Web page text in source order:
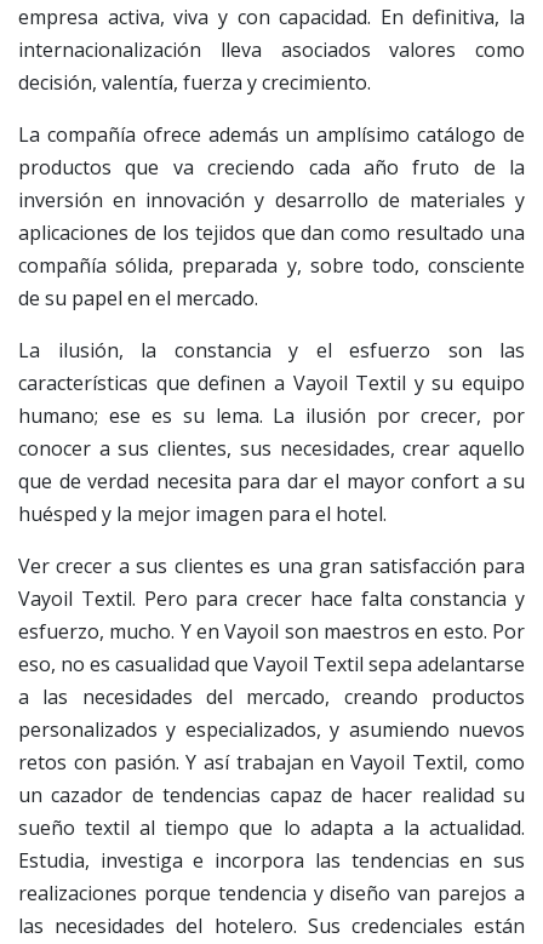
empresa activa, viva y con capacidad. En definitiva, la
internacionalización lleva asociados valores como
decisión, valentía, fuerza y crecimiento.
La compañía ofrece además un amplísimo catálogo de
productos que va creciendo cada año fruto de la
inversión en innovación y desarrollo de materiales y
aplicaciones de los tejidos que dan como resultado una
compañía sólida, preparada y, sobre todo, consciente
de su papel en el mercado.
La ilusión, la constancia y el esfuerzo son las
características que definen a Vayoil Textil y su equipo
humano; ese es su lema. La ilusión por crecer, por
conocer a sus clientes, sus necesidades, crear aquello
que de verdad necesita para dar el mayor confort a su
huésped y la mejor imagen para el hotel.
Ver crecer a sus clientes es una gran satisfacción para
Vayoil Textil. Pero para crecer hace falta constancia y
esfuerzo, mucho. Y en Vayoil son maestros en esto. Por
eso, no es casualidad que Vayoil Textil sepa adelantarse
a las necesidades del mercado, creando productos
personalizados y especializados, y asumiendo nuevos
retos con pasión. Y así trabajan en Vayoil Textil, como
un cazador de tendencias capaz de hacer realidad su
sueño textil al tiempo que lo adapta a la actualidad.
Estudia, investiga e incorpora las tendencias en sus
realizaciones porque tendencia y diseño van parejos a
las necesidades del hotelero. Sus credenciales están